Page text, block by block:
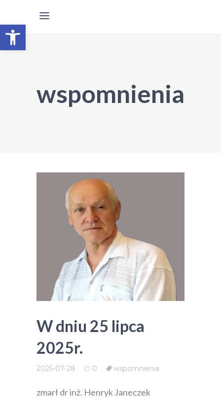
Otwórz pasek narzędzi
wspomnienia
W dniu 25 lipca
2025r.
2025-07-28 0 wspomnienia
zmarł dr inż. Henryk Janeczek